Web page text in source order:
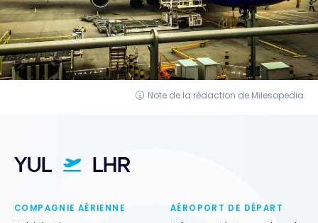
Note de la rédaction de Milesopedia
YUL LHR
COMPAGNIE AÉRIENNE AÉROPORT DE DÉPART